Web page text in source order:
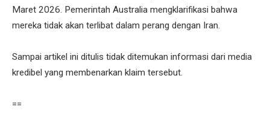
Maret 2026. Pemerintah Australia mengklarifikasi bahwa
mereka tidak akan terlibat dalam perang dengan Iran.
Sampai artikel ini ditulis tidak ditemukan informasi dari media
kredibel yang membenarkan klaim tersebut.
==